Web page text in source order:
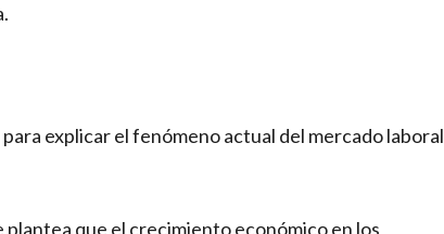
para explicar el fenómeno actual del mercado laboral
que el crecimiento económico en los